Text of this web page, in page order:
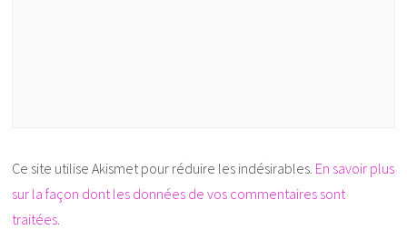
Ce site utilise Akismet pour réduire les indésirables. En savoir plus
sur la façon dont les données de vos commentaires sont
traitées.